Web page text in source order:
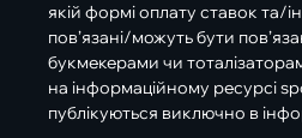
якій формі оплату ставок та/
пов’язані/можуть бути
букмекерами чи
на інформаційному ресурсі
публікуються виключно в